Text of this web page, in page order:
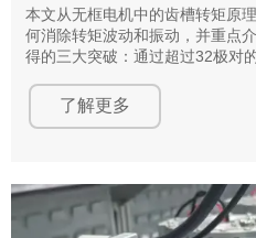
本文从无框电机中的齿槽转矩原
何消除转矩波动和振动，并重点
得的三大突破：通过超过32极对
永磁体提升转矩密度。
了解更多